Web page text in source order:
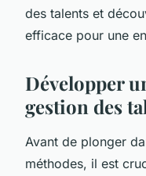
des talents et
efficace pour une
Développer
gestion des
Avant de plonger
méthodes, il est